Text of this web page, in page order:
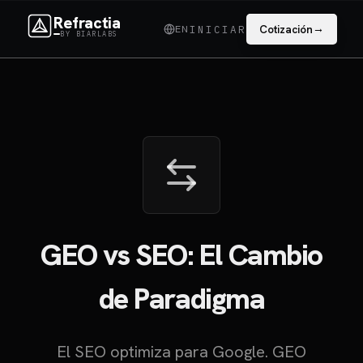
Refractia
BY BIARLABS ENINICIAR Cotización→
GEO vs SEO: El Cambio
de Paradigma
El SEO optimiza para Google. GEO